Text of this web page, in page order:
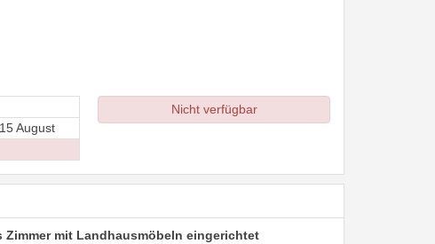
15 August
Nicht verfügbar
Zimmer mit Landhausmöbeln eingerichtet